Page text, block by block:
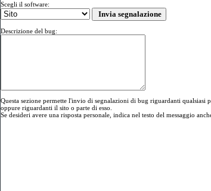
Scegli il software:
Descrizione del bug:
Questa sezione permette l'invio di segnalazioni di bug riguardanti qualsiasi
oppure riguardanti il sito o parte di esso.
Se desideri avere una risposta personale, indica nel testo del messaggio